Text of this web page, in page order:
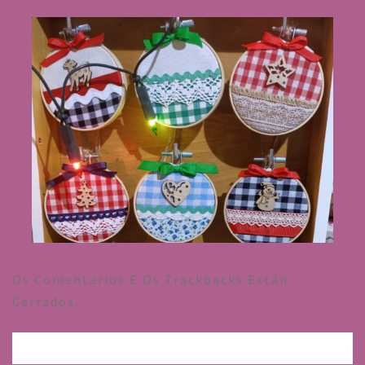
Os Comentarios E Os Trackbacks Están
Cerrados.